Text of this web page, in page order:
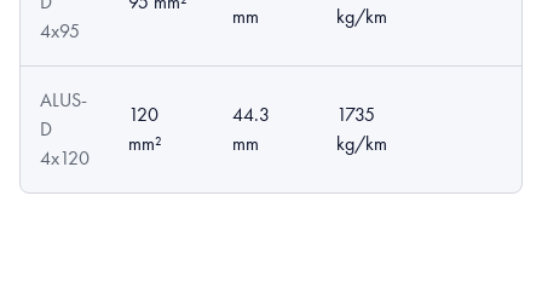
4x95
mm
kg/km
ALUS-
D
4x120
120
mm²
44.3
mm
1735
kg/km